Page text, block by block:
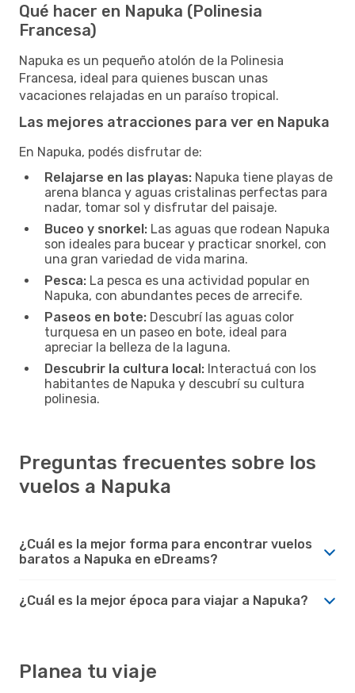
Qué hacer en Napuka (Polinesia
Francesa)
Napuka es un pequeño atolón de la Polinesia
Francesa, ideal para quienes buscan unas
vacaciones relajadas en un paraíso tropical.
Las mejores atracciones para ver en Napuka
En Napuka, podés disfrutar de:
Relajarse en las playas: Napuka tiene playas de
arena blanca y aguas cristalinas perfectas para
nadar, tomar sol y disfrutar del paisaje.
Buceo y snorkel: Las aguas que rodean Napuka
son ideales para bucear y practicar snorkel, con
una gran variedad de vida marina.
Pesca: La pesca es una actividad popular en
Napuka, con abundantes peces de arrecife.
Paseos en bote: Descubrí las aguas color
turquesa en un paseo en bote, ideal para
apreciar la belleza de la laguna.
Descubrir la cultura local: Interactuá con los
habitantes de Napuka y descubrí su cultura
polinesia.
Preguntas frecuentes sobre los
vuelos a Napuka
¿Cuál es la mejor forma para encontrar vuelos
baratos a Napuka en eDreams?
¿Cuál es la mejor época para viajar a Napuka?
Planea tu viaje